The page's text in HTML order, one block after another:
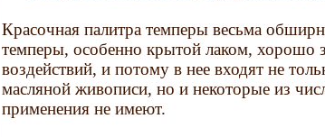
Красочная палитра темперы весьма
темперы, особенно крытой лаком, хорошо
воздействий, и потому в нее входят не
масляной живописи, но и некоторые из
применения не имеют.